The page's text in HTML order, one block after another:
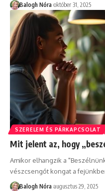
Balogh Nóra október 31, 2025
SZERELEM ÉS PÁRKAPCSOLAT
Mit jelent az, hogy
Amikor elhangzik a
vészcsengőt kongat a
Balogh Nóra augusztus 29, 2025